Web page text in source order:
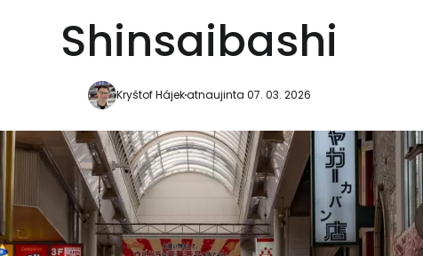
Shinsaibashi
Kryštof Hájekatnaujinta 07. 03. 2026